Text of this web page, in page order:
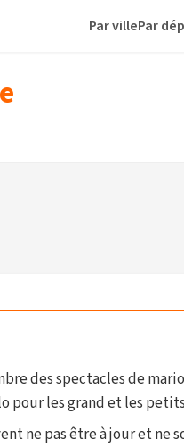
Par villePar
des spectacles de
pour les grand et les
ne pas être à jour et ne